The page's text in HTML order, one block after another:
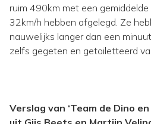
ruim 490km met een
32km/h hebben afgelegd. Ze
nauwelijks langer dan een
zelfs gegeten en getoiletteerd
Verslag van ‘Team de Dino